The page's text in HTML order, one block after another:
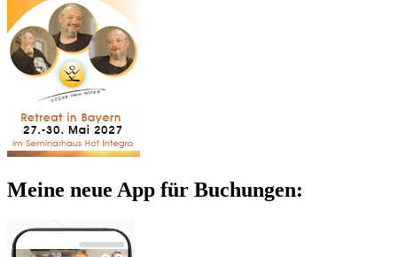
Meine neue App für Buchungen: